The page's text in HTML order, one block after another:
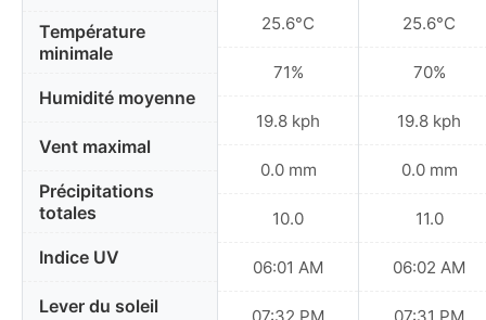
Température
minimale
Humidité moyenne
Vent maximal
Précipitations
totales
Indice UV
Lever du soleil
25.6°C
71%
19.8 kph
0.0 mm
10.0
06:01 AM
25.6°C
70%
19.8 kph
0.0 mm
11.0
06:02 AM